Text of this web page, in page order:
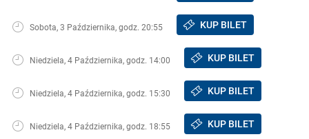
Sobota, 3 Października, godz. 20:55 KUP BILET
Niedziela, 4 Października, godz. 14:00 KUP BILET
Niedziela, 4 Października, godz. 15:30 KUP BILET
Niedziela, 4 Października, godz. 18:55 KUP BILET